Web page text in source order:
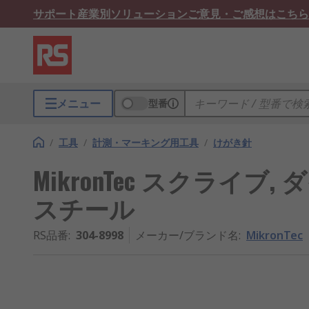
サポート産業別ソリューションご意見・ご感想はこちら
メニュー 型番
/ 工具 / 計測・マーキング用工具 / けがき針
MikronTec スクライブ,
スチール
RS品番: 304-8998 メーカー/ブランド名: MikronTec